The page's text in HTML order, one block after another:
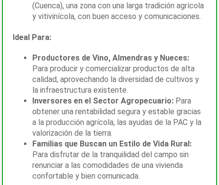
(Cuenca), una zona con una larga tradición agrícola
y vitivinícola, con buen acceso y comunicaciones.
Ideal Para:
Productores de Vino, Almendras y Nueces:
Para producir y comercializar productos de alta
calidad, aprovechando la diversidad de cultivos y
la infraestructura existente.
Inversores en el Sector Agropecuario: Para
obtener una rentabilidad segura y estable gracias
a la producción agrícola, las ayudas de la PAC y la
valorización de la tierra.
Familias que Buscan un Estilo de Vida Rural:
Para disfrutar de la tranquilidad del campo sin
renunciar a las comodidades de una vivienda
confortable y bien comunicada.